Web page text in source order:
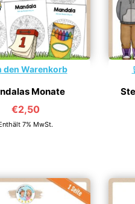
den Warenkorb
Monate
€2,50
7% MwSt.